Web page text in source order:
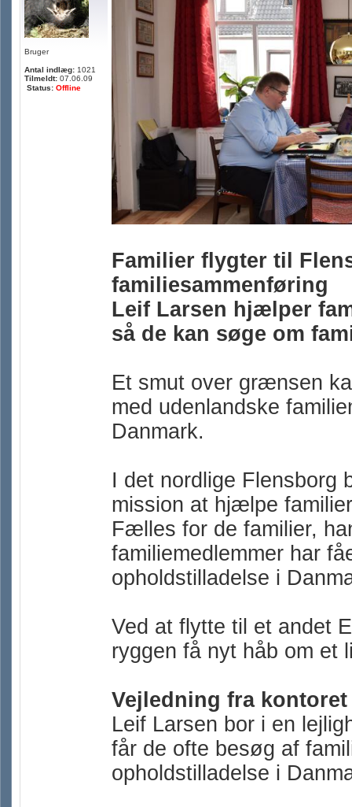
Bruger
Antal indlæg: 1021
Tilmeldt: 07.06.09
Status: Offline
Familier flygter til
familiesammenføring
Leif Larsen hjælper
så de kan søge om
Et smut over grænsen
med udenlandske
Danmark.
I det nordlige Flensborg
mission at hjælpe
Fælles for de familier,
familiemedlemmer har
opholdstilladelse i
Ved at flytte til et andet
ryggen få nyt håb om et
Vejledning fra
Leif Larsen bor i en
får de ofte besøg af
opholdstilladelse i